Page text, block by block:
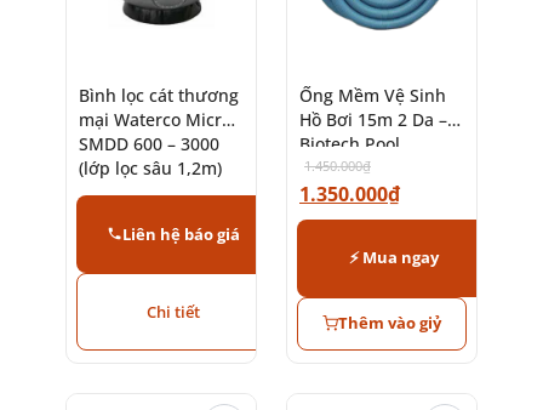
Bình lọc cát thương
mại Waterco Micron
SMDD 600 – 3000
(lớp lọc sâu 1,2m)
Liên hệ báo giá
Chi tiết
Ống Mềm Vệ Sinh
Hồ Bơi 15m 2 Da –
Biotech Pool
1.450.000₫
1.350.000₫
⚡ Mua ngay
Thêm vào giỷ